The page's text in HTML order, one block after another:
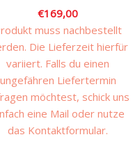
€169,00
muss nachbestellt
Die Lieferzeit hierfür
variiert. Falls du einen
ungefähren Liefertermin
möchtest, schick uns
eine Mail oder nutze
das Kontaktformular.